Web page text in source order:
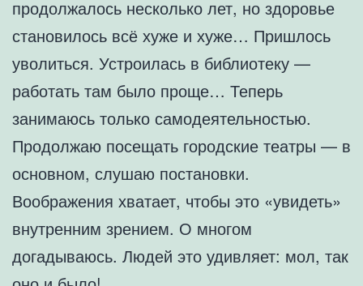
продолжалось несколько лет, но здоровье
становилось всё хуже и хуже… Пришлось
уволиться. Устроилась в библиотеку —
работать там было проще… Теперь
занимаюсь только самодеятельностью.
Продолжаю посещать городские театры — в
основном, слушаю постановки.
Воображения хватает, чтобы это «увидеть»
внутренним зрением. О многом
догадываюсь. Людей это удивляет: мол, так